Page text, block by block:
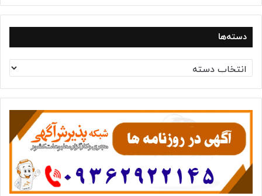
دسته‌ها
س
ت
ه‌
ه